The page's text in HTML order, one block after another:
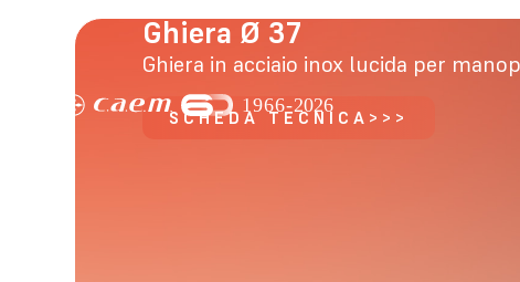
Ghiera Ø 37
Ghiera in acciaio inox lucida per
SCHEDA TECNICA>>>